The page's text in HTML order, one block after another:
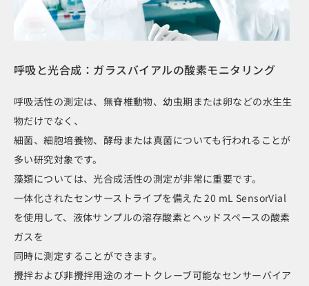
呼吸と光合成：ガラスバイアルの酸素モニタリング
呼吸活性の測定は、無脊椎動物、幼虫期または卵などの水生生
物だけでなく、
細菌、細胞培養物、酵母または真菌についても行われることが
多い研究対象です。
藻類については、光合成活性の​​測定が非常に重要です。
一体化されたセンサーストライプを備えた 20 mL SensorVial
を使用して、液体サンプルの溶存酸素とヘッドスペースの酸素
ガスを
同時に測定することができます。
攪拌および非攪拌用途のオートクレーブ可能なセンサーバイア